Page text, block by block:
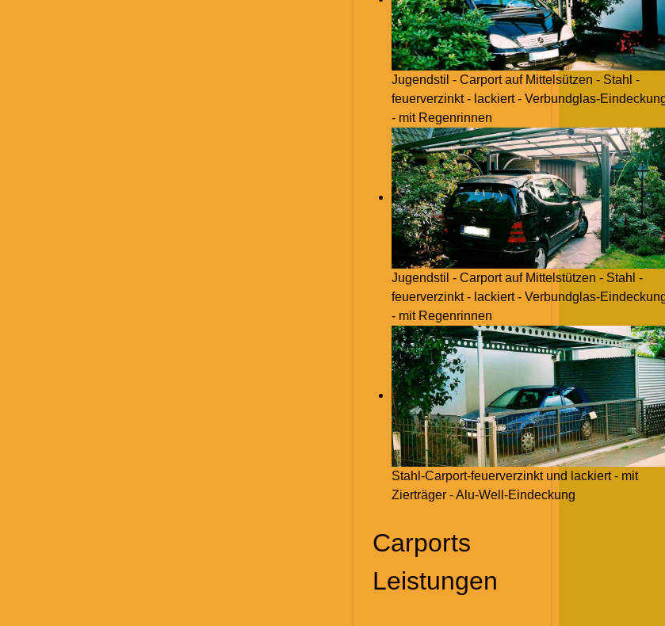
Jugendstil - Carport auf Mittelsützen - Stahl -
feuerverzinkt - lackiert - Verbundglas-
- mit Regenrinnen
Jugendstil - Carport auf Mittelstützen - Stahl -
feuerverzinkt - lackiert - Verbundglas-
- mit Regenrinnen
Stahl-Carport-feuerverzinkt und lackiert - mit
Zierträger - Alu-Well-Eindeckung
Carports
Leistungen